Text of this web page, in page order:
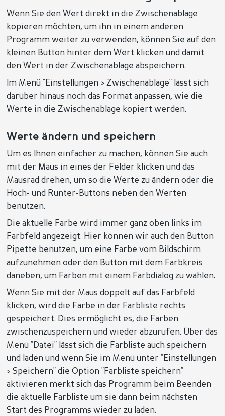
Wenn Sie den Wert direkt in die Zwischenablage
kopieren möchten, um ihn in einem anderen
Programm weiter zu verwenden, können Sie auf den
kleinen Button hinter dem Wert klicken und damit
den Wert in der Zwischenablage abspeichern.
Im Menü "Einstellungen > Zwischenablage" lässt sich
darüber hinaus noch das Format anpassen, wie die
Werte in die Zwischenablage kopiert werden.
Werte ändern und speichern
Um es Ihnen einfacher zu machen, können Sie auch
mit der Maus in eines der Felder klicken und das
Mausrad drehen, um so die Werte zu ändern oder die
Hoch- und Runter-Buttons neben den Werten
benutzen.
Die aktuelle Farbe wird immer ganz oben links im
Farbfeld angezeigt. Hier können wir auch den Button
Pipette benutzen, um eine Farbe vom Bildschirm
aufzunehmen oder den Button mit dem Farbkreis
daneben, um Farben mit einem Farbdialog zu wählen.
Wenn Sie mit der Maus doppelt auf das Farbfeld
klicken, wird die Farbe in der Farbliste rechts
gespeichert. Dies ermöglicht es, die Farben
zwischenzuspeichern und wieder abzurufen. Über das
Menü "Datei" lässt sich die Farbliste auch speichern
und laden und wenn Sie im Menü unter "Einstellungen
> Speichern" die Option "Farbliste speichern"
aktivieren merkt sich das Programm beim Beenden
die aktuelle Farbliste um sie dann beim nächsten
Start des Programms wieder zu laden.